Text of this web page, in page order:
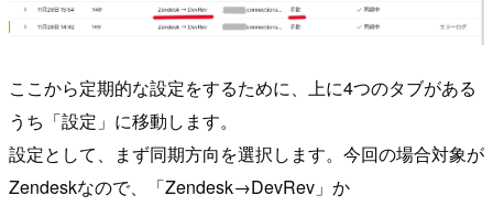
ここから定期的な設定をするために、上に4つのタブがある
うち「設定」に移動します。
設定として、まず同期方向を選択します。今回の場合対象が
Zendeskなので、「Zendesk→DevRev」か